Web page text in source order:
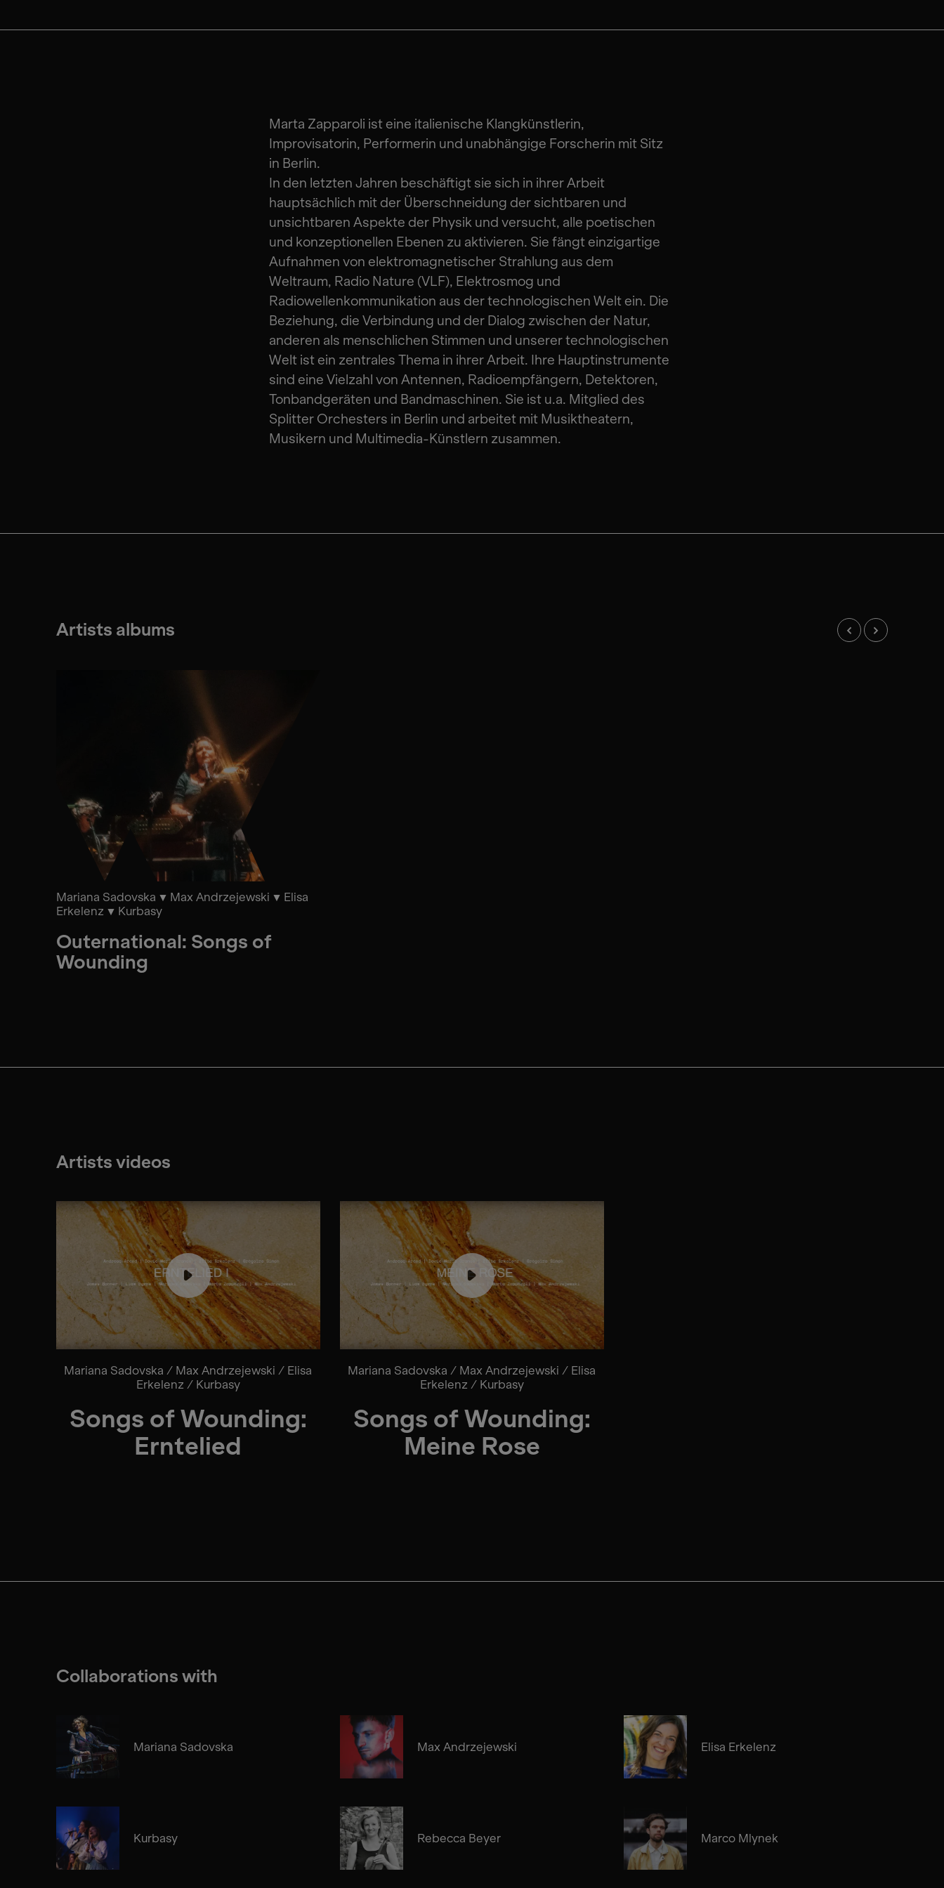
Marta Zapparoli ist eine italienische Klangkünstlerin,
Improvisatorin, Performerin und unabhängige Forscherin mit Sitz
in Berlin.
In den letzten Jahren beschäftigt sie sich in ihrer Arbeit
hauptsächlich mit der Überschneidung der sichtbaren und
unsichtbaren Aspekte der Physik und versucht, alle poetischen
und konzeptionellen Ebenen zu aktivieren. Sie fängt einzigartige
Aufnahmen von elektromagnetischer Strahlung aus dem
Weltraum, Radio Nature (VLF), Elektrosmog und
Radiowellenkommunikation aus der technologischen Welt ein. Die
Beziehung, die Verbindung und der Dialog zwischen der Natur,
anderen als menschlichen Stimmen und unserer technologischen
Welt ist ein zentrales Thema in ihrer Arbeit. Ihre Hauptinstrumente
sind eine Vielzahl von Antennen, Radioempfängern, Detektoren,
Tonbandgeräten und Bandmaschinen. Sie ist u.a. Mitglied des
Splitter Orchesters in Berlin und arbeitet mit Musiktheatern,
Musikern und Multimedia-Künstlern zusammen.
Artists albums
Mariana Sadovska Max Andrzejewski
Elisa
Erkelenz
Kurbasy
Outernational: Songs of
Wounding
Artists videos
Mariana Sadovska / Max Andrzejewski / Elisa
Erkelenz / Kurbasy
Songs of Wounding:
Erntelied
Mariana Sadovska / Max Andrzejewski / Elisa
Erkelenz / Kurbasy
Songs of Wounding:
Meine Rose
Collaborations with
Mariana Sadovska Max Andrzejewski Elisa Erkelenz
Kurbasy Rebecca Beyer Marco Mlynek